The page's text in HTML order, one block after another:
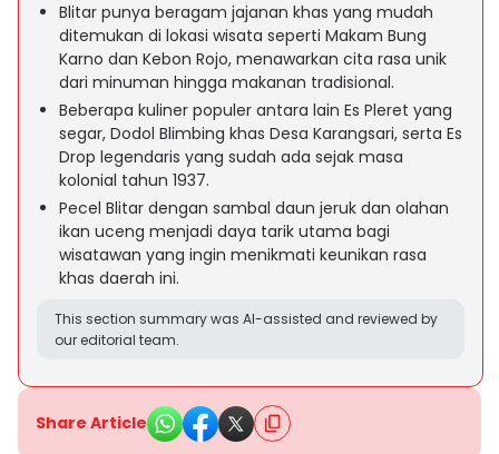
Blitar punya beragam jajanan khas yang mudah
ditemukan di lokasi wisata seperti Makam Bung
Karno dan Kebon Rojo, menawarkan cita rasa unik
dari minuman hingga makanan tradisional.
Beberapa kuliner populer antara lain Es Pleret yang
segar, Dodol Blimbing khas Desa Karangsari, serta Es
Drop legendaris yang sudah ada sejak masa
kolonial tahun 1937.
Pecel Blitar dengan sambal daun jeruk dan olahan
ikan uceng menjadi daya tarik utama bagi
wisatawan yang ingin menikmati keunikan rasa
khas daerah ini.
This section summary was AI-assisted and reviewed by
our editorial team.
Share Article